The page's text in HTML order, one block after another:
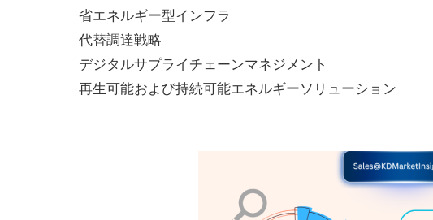
省エネルギー型インフラ
代替調達戦略
デジタルサプライチェーンマネジメント
再生可能および持続可能エネルギーソリューション